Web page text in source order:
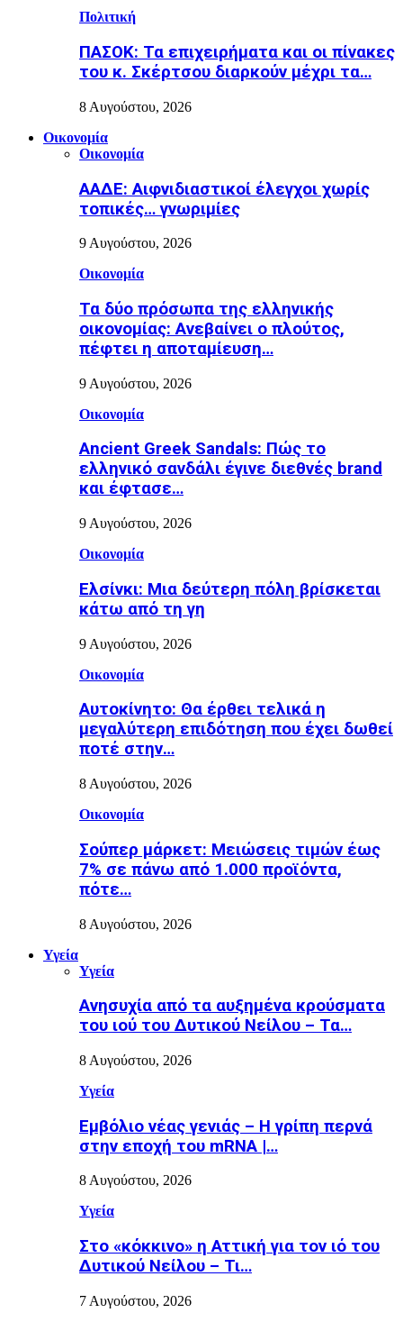
Πολιτική
ΠΑΣΟΚ: Τα επιχειρήματα και οι πίνακες
του κ. Σκέρτσου διαρκούν μέχρι τα…
8 Αυγούστου, 2026
Οικονομία
Οικονομία
ΑΑΔΕ: Αιφνιδιαστικοί έλεγχοι χωρίς
τοπικές… γνωριμίες
9 Αυγούστου, 2026
Οικονομία
Τα δύο πρόσωπα της ελληνικής
οικονομίας: Aνεβαίνει ο πλούτος,
πέφτει η αποταμίευση…
9 Αυγούστου, 2026
Οικονομία
Ancient Greek Sandals: Πώς το
ελληνικό σανδάλι έγινε διεθνές brand
και έφτασε…
9 Αυγούστου, 2026
Οικονομία
Ελσίνκι: Mια δεύτερη πόλη βρίσκεται
κάτω από τη γη
9 Αυγούστου, 2026
Οικονομία
Αυτοκίνητο: Θα έρθει τελικά η
μεγαλύτερη επιδότηση που έχει δωθεί
ποτέ στην…
8 Αυγούστου, 2026
Οικονομία
Σούπερ μάρκετ: Μειώσεις τιμών έως
7% σε πάνω από 1.000 προϊόντα,
πότε…
8 Αυγούστου, 2026
Υγεία
Υγεία
Ανησυχία από τα αυξημένα κρούσματα
του ιού του Δυτικού Νείλου – Τα…
8 Αυγούστου, 2026
Υγεία
Εµβόλιο νέας γενιάς – Η γρίπη περνά
στην εποχή του mRNA |…
8 Αυγούστου, 2026
Υγεία
Στο «κόκκινο» η Αττική για τον ιό του
Δυτικού Νείλου – Τι…
7 Αυγούστου, 2026